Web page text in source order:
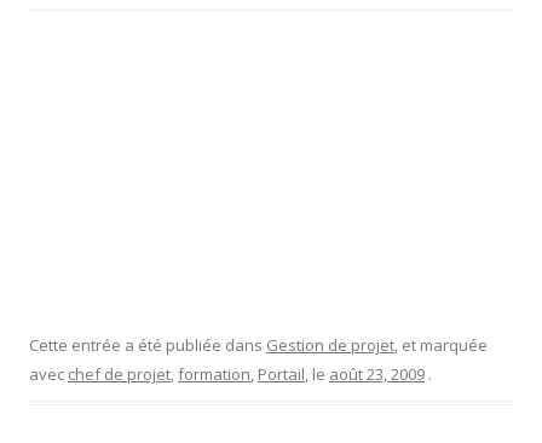
Cette entrée a été publiée dans Gestion de projet, et marquée
avec chef de projet,formation, Portail, le août 23, 2009 .